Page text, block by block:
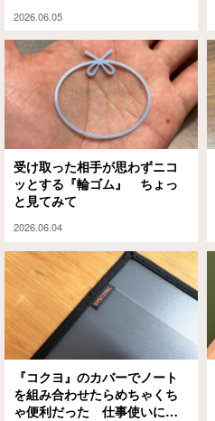
2026.06.05
受け取った相手が思わずニコ
ッとする『輪ゴム』 ちょっ
と見てみて
2026.06.04
『コクヨ』のカバーでノート
を組み合わせたらめちゃくち
ゃ便利だった 仕事使いにも